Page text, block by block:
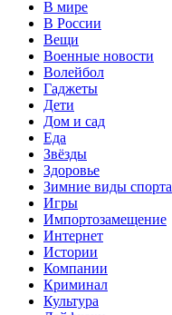
В мире
В России
Вещи
Военные новости
Волейбол
Гаджеты
Дети
Дом и сад
Еда
Звёзды
Здоровье
Зимние виды спорта
Игры
Импортозамещение
Интернет
Истории
Компании
Криминал
Культура